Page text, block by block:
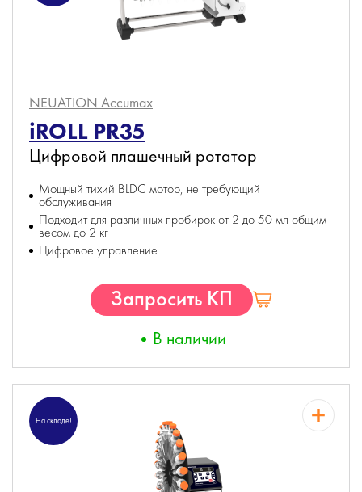
NEUATION Accumax
iROLL PR35
Цифровой плашечный ротатор
Мощный тихий BLDC мотор, не требующий
обслуживания
Подходит для различных пробирок от 2 до 50 мл общим
весом до 2 кг
Цифровое управление
Запросить КП
В наличии
На складе!